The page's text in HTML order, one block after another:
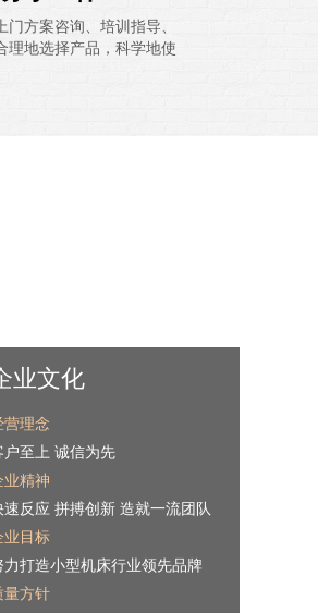
方案咨询、培训指导、
理地选择产品，科学地使
业文化
营理念
户至上 诚信为先
业精神
速反应 拼搏创新 造就一流团队
业目标
力打造小型机床行业领先品牌
量方针